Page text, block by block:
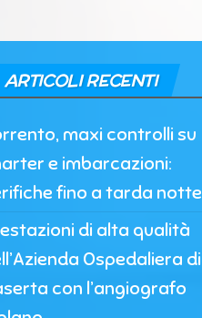
ARTICOLI RECENTI
maxi controlli su
e imbarcazioni:
fino a tarda notte
di alta qualità
Ospedaliera di
con l’angiografo